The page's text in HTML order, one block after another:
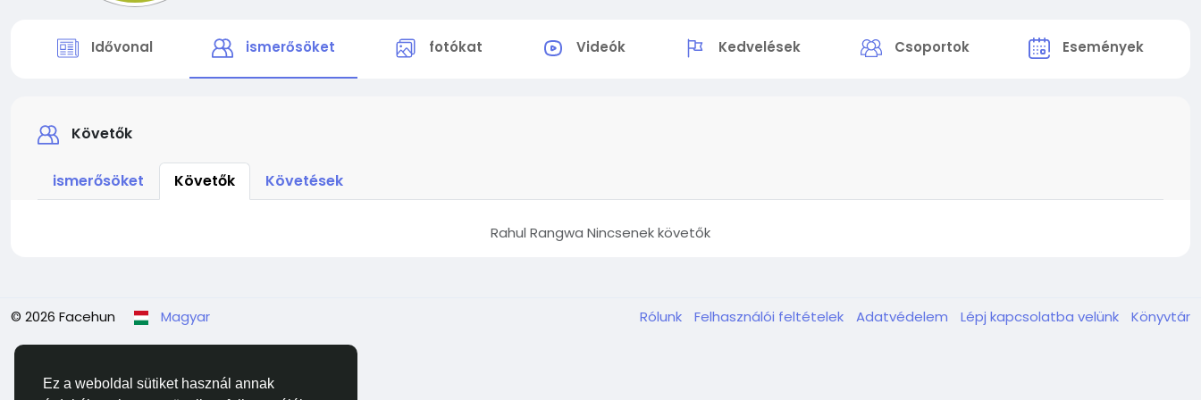
Ez a weboldal sütiket használ annak
Idővonal ismerősöket fotókat Videók Kedvelések Csoportok Események
Követők
ismerősöket Követők Követések
Rahul Rangwa Nincsenek követők
© 2026 Facehun Magyar Rólunk Felhasználói feltételek Adatvédelem Lépj kapcsolatba velünk Könyvtár